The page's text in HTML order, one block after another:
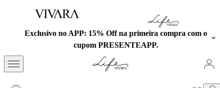
Exclusivo no APP: 15% Off na primeira compra com o
cupom PRESENTEAPP.